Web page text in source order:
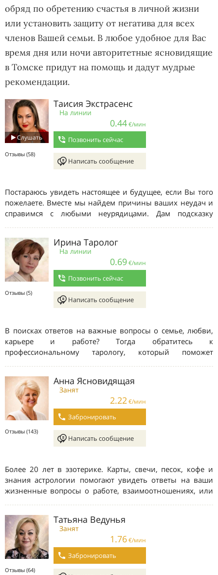
обряд по обретению счастья в личной жизни
или установить защиту от негатива для всех
членов Вашей семьи. В любое удобное для Вас
время дня или ночи авторитетные ясновидящие
в Томске придут на помощь и дадут мудрые
рекомендации.